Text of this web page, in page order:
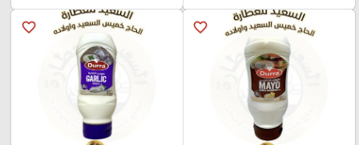
favorite_border
favorite_border